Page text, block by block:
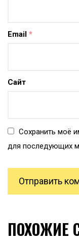
Email *
Сайт
Сохранить моё
для последующих
ПОХОЖИЕ